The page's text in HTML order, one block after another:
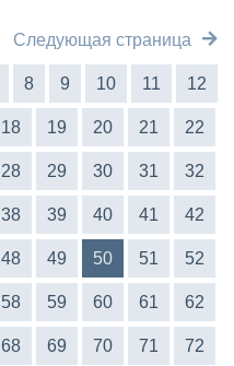
Следующая страница
8 9 10 11 12
18 19 20 21 22
28 29 30 31 32
38 39 40 41 42
48 49 50 51 52
58 59 60 61 62
68 69 70 71 72